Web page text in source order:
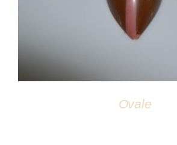
DÉTAILS
Ovale